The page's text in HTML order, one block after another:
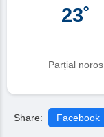
23˚
Parțial noros
Share: Facebook